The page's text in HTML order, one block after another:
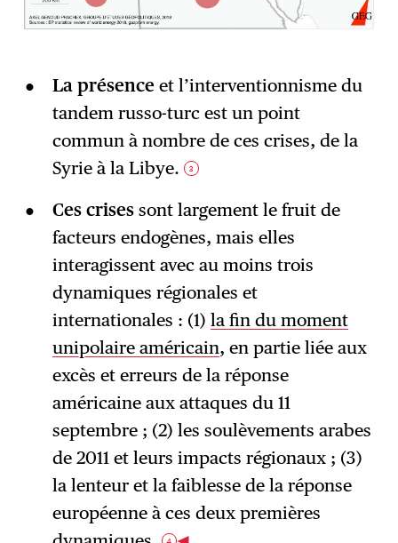
La présenceet l’interventionnisme du
tandem russo-turc est un point
commun à nombre de ces crises, de la
Syrie à la Libye.
3
Ces crisessont largement le fruit de
facteurs endogènes, mais elles
interagissent avec au moins trois
dynamiques régionales et
internationales : (1) la fin du moment
unipolaire américain, en partie liée aux
excès et erreurs de la réponse
américaine aux attaques du 11
septembre ; (2) les soulèvements arabes
de 2011 et leurs impacts régionaux ; (3)
la lenteur et la faiblesse de la réponse
européenne à ces deux premières
4